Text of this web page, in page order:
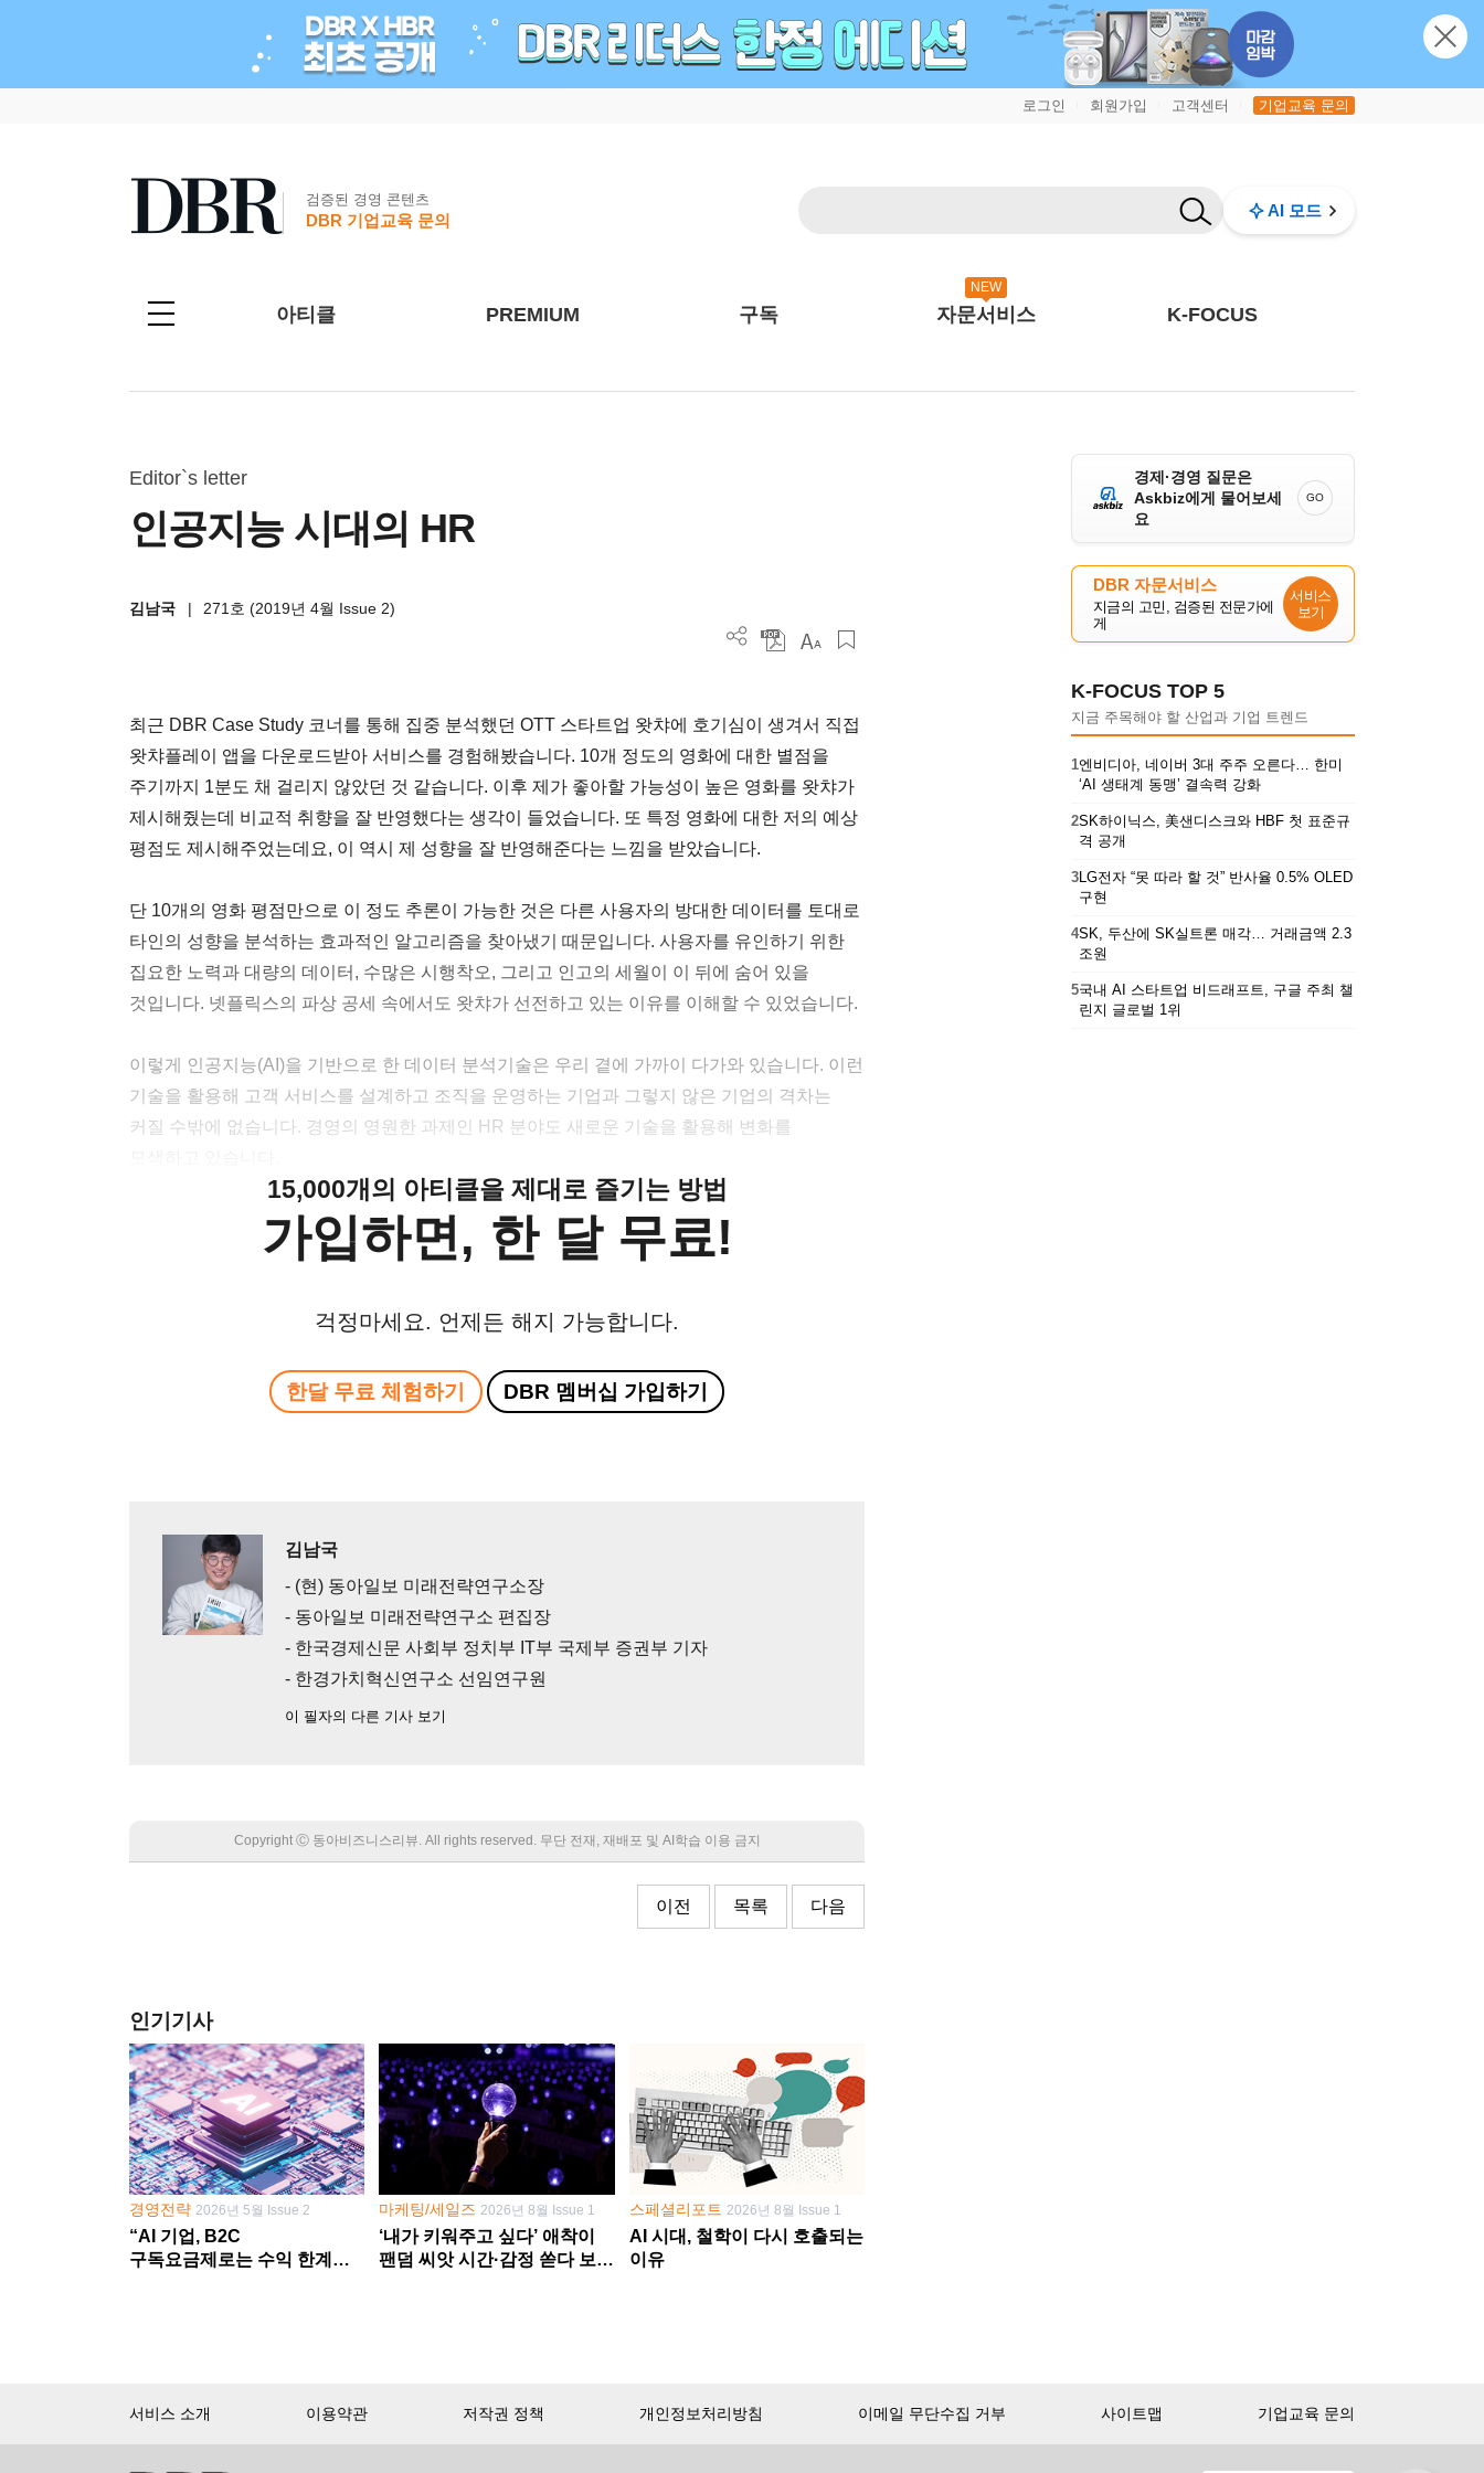
로그인 회원가입 고객센터 기업교육 문의
검증된 경영 콘텐츠
DBR 기업교육 문의
AI 모드
아티클 PREMIUM 구독
NEW
자문서비스 K-FOCUS
Editor`s letter
인공지능 시대의 HR
김남국 | 271호 (2019년 4월 Issue 2)
최근 DBR Case Study 코너를 통해 집중 분석했던 OTT 스타트업 왓챠에 호기심이 생겨서 직접
왓챠플레이 앱을 다운로드받아 서비스를 경험해봤습니다. 10개 정도의 영화에 대한 별점을
주기까지 1분도 채 걸리지 않았던 것 같습니다. 이후 제가 좋아할 가능성이 높은 영화를 왓챠가
제시해줬는데 비교적 취향을 잘 반영했다는 생각이 들었습니다. 또 특정 영화에 대한 저의 예상
평점도 제시해주었는데요, 이 역시 제 성향을 잘 반영해준다는 느낌을 받았습니다.
단 10개의 영화 평점만으로 이 정도 추론이 가능한 것은 다른 사용자의 방대한 데이터를 토대로
타인의 성향을 분석하는 효과적인 알고리즘을 찾아냈기 때문입니다. 사용자를 유인하기 위한
집요한 노력과 대량의 데이터, 수많은 시행착오, 그리고 인고의 세월이 이 뒤에 숨어 있을
것입니다. 넷플릭스의 파상 공세 속에서도 왓챠가 선전하고 있는 이유를 이해할 수 있었습니다.
이렇게 인공지능(AI)을 기반으로 한 데이터 분석기술은 우리 곁에 가까이 다가와 있습니다. 이런
기술을 활용해 고객 서비스를 설계하고 조직을 운영하는 기업과 그렇지 않은 기업의 격차는
커질 수밖에 없습니다. 경영의 영원한 과제인 HR 분야도 새로운 기술을 활용해 변화를
15,000개의 아티클을 제대로 즐기는 방법
가입하면, 한 달 무료!
걱정마세요. 언제든 해지 가능합니다.
한달 무료 체험하기 DBR 멤버십 가입하기
김남국
- (현) 동아일보 미래전략연구소장
- 동아일보 미래전략연구소 편집장
- 한국경제신문 사회부 정치부 IT부 국제부 증권부 기자
- 한경가치혁신연구소 선임연구원
이 필자의 다른 기사 보기
Copyright Ⓒ 동아비즈니스리뷰. All rights reserved. 무단 전재, 재배포 및 AI학습 이용 금지
이전 목록 다음
인기기사
경영전략 2026년 5월 Issue 2
“AI 기업, B2C
구독요금제로는 수익 한계
마케팅/세일즈 2026년 8월 Issue 1
‘내가 키워주고 싶다’ 애착이
팬덤 씨앗 시간·감정 쏟다 보면
스페셜리포트 2026년 8월 Issue 1
AI 시대, 철학이 다시 호출되는
이유
경제·경영 질문은
Askbiz에게 물어보세
요
GO
DBR 자문서비스
지금의 고민, 검증된 전문가에
게
서비스
보기
K-FOCUS TOP 5
지금 주목해야 할 산업과 기업 트렌드
1엔비디아, 네이버 3대 주주 오른다… 한미
‘AI 생태계 동맹’ 결속력 강화
2SK하이닉스, 美샌디스크와 HBF 첫 표준규
격 공개
3LG전자 “못 따라 할 것” 반사율 0.5% OLED
구현
4SK, 두산에 SK실트론 매각… 거래금액 2.3
조원
5국내 AI 스타트업 비드래프트, 구글 주최 챌
린지 글로벌 1위
서비스 소개 이용약관 저작권 정책 개인정보처리방침 이메일 무단수집 거부 사이트맵 기업교육 문의